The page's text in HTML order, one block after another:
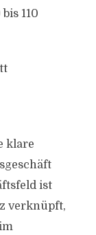
110
klare
ist
verknüpft,